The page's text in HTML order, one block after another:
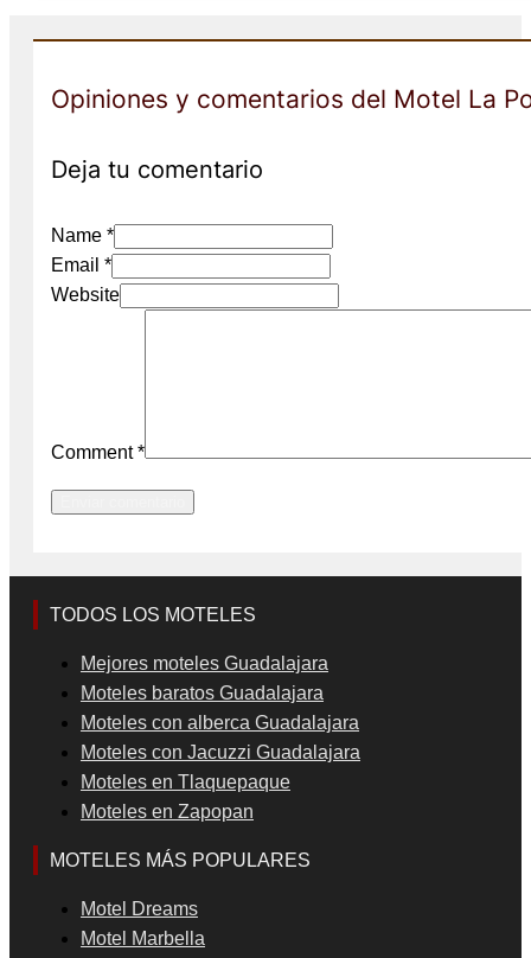
Opiniones y comentarios del Motel La
Deja tu comentario
Name *
Email *
Website
Comment*
TODOS LOS MOTELES
Mejores moteles Guadalajara
Moteles baratos Guadalajara
Moteles con alberca Guadalajara
Moteles con Jacuzzi Guadalajara
Moteles en Tlaquepaque
Moteles en Zapopan
MOTELES MÁS POPULARES
Motel Dreams
Motel Marbella